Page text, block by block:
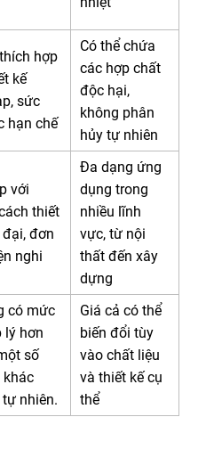
hợp
kế
sức
hạn chế
Có thể chứa
các hợp chất
độc hại,
không phân
hủy tự nhiên
với
thiết
đại, đơn
nghi
Đa dạng ứng
dụng trong
nhiều lĩnh
vực, từ nội
thất đến xây
dựng
có mức
lý hơn
số
khác
nhiên.
Giá cả có thể
biến đổi tùy
vào chất liệu
và thiết kế cụ
thể